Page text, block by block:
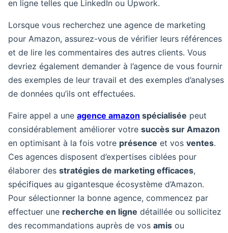
en ligne telles que LinkedIn ou Upwork.
Lorsque vous recherchez une agence de marketing
pour Amazon, assurez-vous de vérifier leurs références
et de lire les commentaires des autres clients. Vous
devriez également demander à l’agence de vous fournir
des exemples de leur travail et des exemples d’analyses
de données qu’ils ont effectuées.
Faire appel a une agence amazon spécialisée peut
considérablement améliorer votre succès sur Amazon
en optimisant à la fois votre présence et vos ventes.
Ces agences disposent d’expertises ciblées pour
élaborer des stratégies de marketing efficaces,
spécifiques au gigantesque écosystème d’Amazon.
Pour sélectionner la bonne agence, commencez par
effectuer une recherche en ligne détaillée ou sollicitez
des recommandations auprès de vos amis ou